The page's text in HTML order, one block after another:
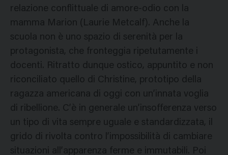
relazione conflittuale di amore-odio con la
mamma Marion (Laurie Metcalf). Anche la
scuola non è uno spazio di serenità per la
protagonista, che fronteggia ripetutamente i
docenti. Ritratto dunque ostico, appuntito e non
riconciliato quello di Christine, prototipo della
ragazza americana di oggi con un’innata voglia
di ribellione. C’è in generale un’insofferenza verso
un tipo di vita sempre uguale e standardizzata, il
grido di rivolta contro l’impossibilità di cambiare
situazioni all’apparenza ferme e immutabili. Poi